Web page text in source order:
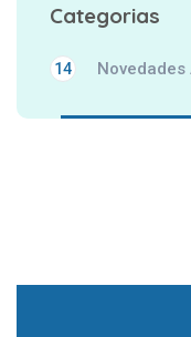
Categorias
Novedades
14